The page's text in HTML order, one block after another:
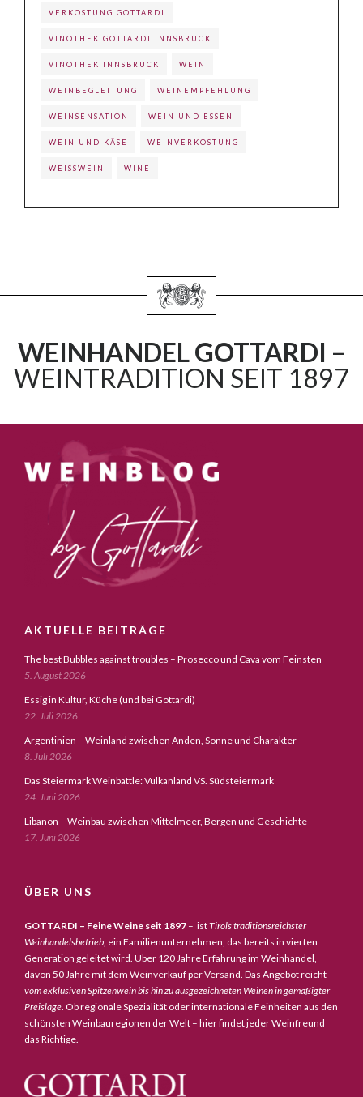
VERKOSTUNG GOTTARDI
VINOTHEK GOTTARDI INNSBRUCK
VINOTHEK INNSBRUCK WEIN
WEINBEGLEITUNG WEINEMPFEHLUNG
WEINSENSATION WEIN UND ESSEN
WEIN UND KÄSE WEINVERKOSTUNG
WEISSWEIN WINE
WEINHANDEL GOTTARDI –
WEINTRADITION SEIT 1897
AKTUELLE BEITRÄGE
The best Bubbles against troubles – Prosecco und Cava vom Feinsten
5. August 2026
Essig in Kultur, Küche (und bei Gottardi)
22. Juli 2026
Argentinien – Weinland zwischen Anden, Sonne und Charakter
8. Juli 2026
Das Steiermark Weinbattle: Vulkanland VS. Südsteiermark
24. Juni 2026
Libanon – Weinbau zwischen Mittelmeer, Bergen und Geschichte
17. Juni 2026
ÜBER UNS
GOTTARDI – Feine Weine seit 1897 – istTirols traditionsreichster
Weinhandelsbetrieb, ein Familienunternehmen, das bereits in vierten
Generation geleitet wird. Über 120 Jahre Erfahrung im Weinhandel,
davon 50 Jahre mit dem Weinverkauf per Versand. Das Angebot reicht
vom exklusiven Spitzenwein bis hin zu ausgezeichneten Weinen in gemäßigter
Preislage . Ob regionale Spezialität oder internationale Feinheiten aus den
schönsten Weinbauregionen der Welt – hier findet jeder Weinfreund
das Richtige.